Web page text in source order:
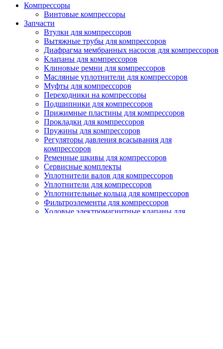
Компрессоры
Винтовые компрессоры
Запчасти
Втулки для компрессоров
Вытяжные трубы для компрессоров
Диафрагма мембранных насосов для компрессоров
Клапаны для компрессоров
Клиновые ремни для компрессоров
Масляные уплотнители для компрессоров
Муфты для компрессоров
Переходники на компрессоры
Подшипники для компрессоров
Прижимные пластины для компрессоров
Прокладки для компрессоров
Пружины для компрессоров
Регуляторы давления всасывания для
компрессоров
Ременные шкивы для компрессоров
Сервисные комплекты
Уплотнители валов для компрессоров
Уплотнители для компрессоров
Уплотнительные кольца для компрессоров
Фильтроэлементы для компрессоров
Ходовые электромагнитные клапаны для